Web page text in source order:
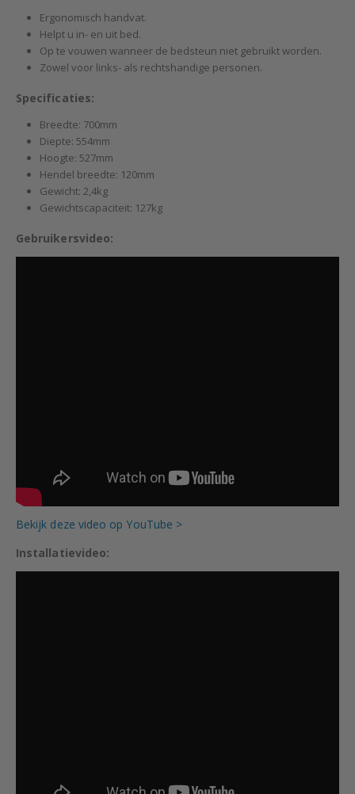
Ergonomisch handvat.
Helpt u in- en uit bed.
Op te vouwen wanneer de bedsteun niet gebruikt worden.
Zowel voor links- als rechtshandige personen.
Specificaties:
Breedte: 700mm
Diepte: 554mm
Hoogte: 527mm
Hendel breedte: 120mm
Gewicht: 2,4kg
Gewichtscapaciteit: 127kg
Gebruikersvideo:
Bekijk deze video op YouTube >
Installatievideo: